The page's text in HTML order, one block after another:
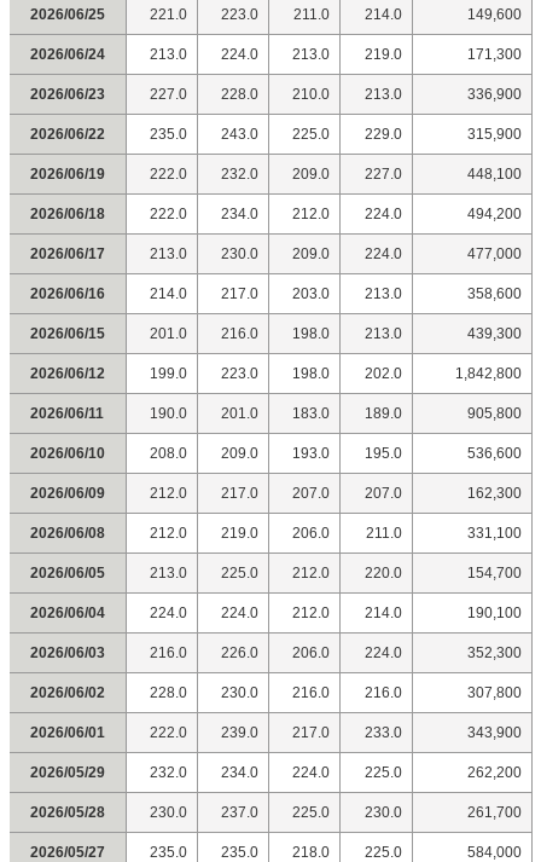
2026/06/25 221.0 223.0 211.0 214.0 149,600
2026/06/24 213.0 224.0 213.0 219.0 171,300
2026/06/23 227.0 228.0 210.0 213.0 336,900
2026/06/22 235.0 243.0 225.0 229.0 315,900
2026/06/19 222.0 232.0 209.0 227.0 448,100
2026/06/18 222.0 234.0 212.0 224.0 494,200
2026/06/17 213.0 230.0 209.0 224.0 477,000
2026/06/16 214.0 217.0 203.0 213.0 358,600
2026/06/15 201.0 216.0 198.0 213.0 439,300
2026/06/12 199.0 223.0 198.0 202.0 1,842,800
2026/06/11 190.0 201.0 183.0 189.0 905,800
2026/06/10 208.0 209.0 193.0 195.0 536,600
2026/06/09 212.0 217.0 207.0 207.0 162,300
2026/06/08 212.0 219.0 206.0 211.0 331,100
2026/06/05 213.0 225.0 212.0 220.0 154,700
2026/06/04 224.0 224.0 212.0 214.0 190,100
2026/06/03 216.0 226.0 206.0 224.0 352,300
2026/06/02 228.0 230.0 216.0 216.0 307,800
2026/06/01 222.0 239.0 217.0 233.0 343,900
2026/05/29 232.0 234.0 224.0 225.0 262,200
2026/05/28 230.0 237.0 225.0 230.0 261,700
2026/05/27 235.0 235.0 218.0 225.0 584,000